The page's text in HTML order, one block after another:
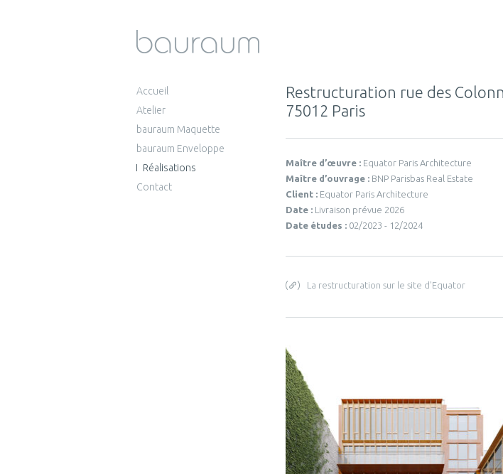
Accueil
Atelier
bauraum Maquette
bauraum Enveloppe
Réalisations
Contact
Restructuration rue des
75012 Paris
Maître d’œuvre : Equator Paris Architecture
Maître d’ouvrage : BNP Parisbas Real Estate
Client : Equator Paris Architecture
Date : Livraison prévue 2026
Date études : 02/2023 - 12/2024
La restructuration sur le site d'Equator